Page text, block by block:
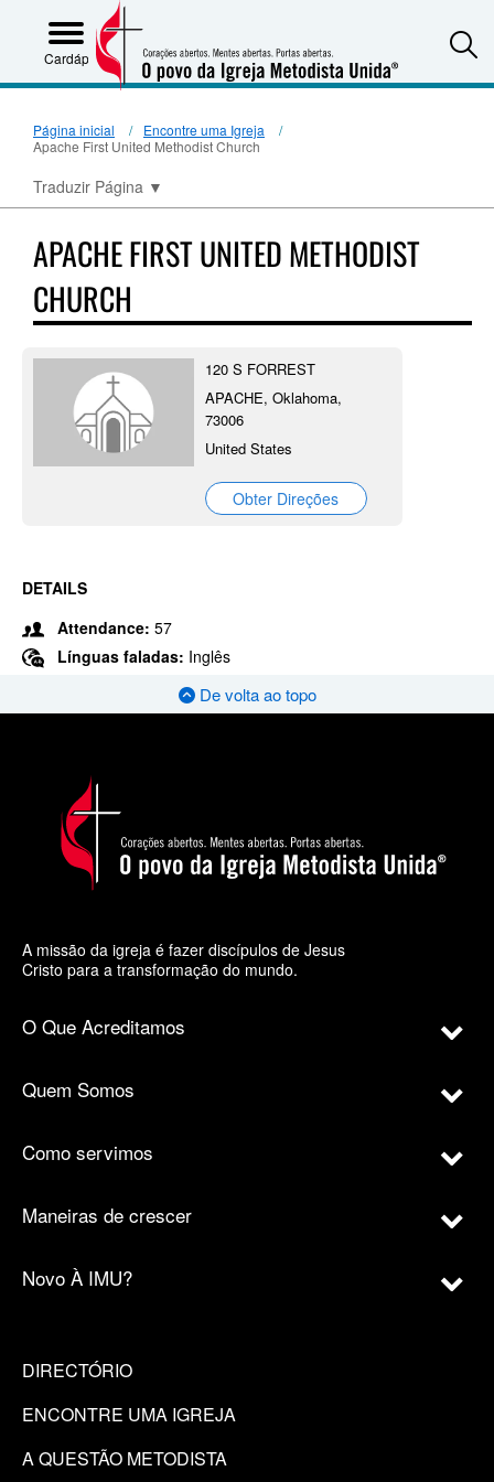
Cardápio
Página inicial
Encontre uma Igreja
Apache First United Methodist Church
Traduzir Página ▼
APACHE FIRST UNITED METHODIST
CHURCH
120 S FORREST
APACHE, Oklahoma,
73006
United States
Obter Direções
DETAILS
Attendance: 57
Línguas faladas: Inglês
De volta ao topo
A missão da igreja é fazer discípulos de Jesus
Cristo para a transformação do mundo.
O Que Acreditamos
Quem Somos
Como servimos
Maneiras de crescer
Novo À IMU?
DIRECTÓRIO
ENCONTRE UMA IGREJA
A QUESTÃO METODISTA